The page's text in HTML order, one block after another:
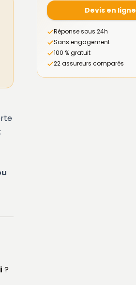
?
Devis en ligne
Réponse sous 24h
Sans engagement
100 % gratuit
22 assureurs comparés